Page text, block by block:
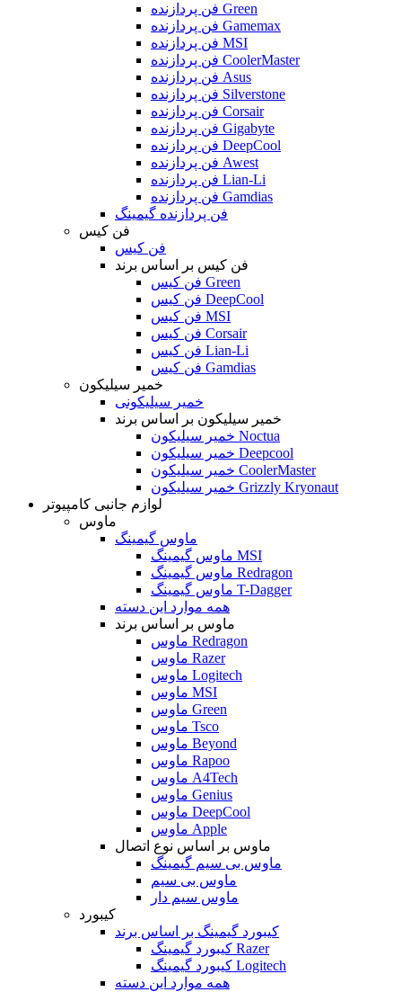
فن پردازنده Green
فن پردازنده Gamemax
فن پردازنده MSI
فن پردازنده CoolerMaster
فن پردازنده Asus
فن پردازنده Silverstone
فن پردازنده Corsair
فن پردازنده Gigabyte
فن پردازنده DeepCool
فن پردازنده Awest
فن پردازنده Lian-Li
فن پردازنده Gamdias
فن پردازنده گیمینگ
فن کیس
فن کیس
فن کیس بر اساس برند
فن کیس Green
فن کیس DeepCool
فن کیس MSI
فن کیس Corsair
فن کیس Lian-Li
فن کیس Gamdias
خمیر سیلیکون
خمیر سیلیکونی
خمیر سیلیکون بر اساس برند
خمیر سیلیکون Noctua
خمیر سیلیکون Deepcool
خمیر سیلیکون CoolerMaster
خمیر سیلیکون Grizzly Kryonaut
لوازم جانبی کامپیوتر
ماوس
ماوس گیمینگ
ماوس گیمینگ MSI
ماوس گیمینگ Redragon
ماوس گیمینگ T-Dagger
همه موارد این دسته
ماوس بر اساس برند
ماوس Redragon
ماوس Razer
ماوس Logitech
ماوس MSI
ماوس Green
ماوس Tsco
ماوس Beyond
ماوس Rapoo
ماوس A4Tech
ماوس Genius
ماوس DeepCool
ماوس Apple
ماوس بر اساس نوع اتصال
ماوس بی سیم گیمینگ
ماوس بی سیم
ماوس سیم دار
کیبورد
کیبورد گیمینگ بر اساس برند
کیبورد گیمینگ Razer
کیبورد گیمینگ Logitech
همه موارد این دسته